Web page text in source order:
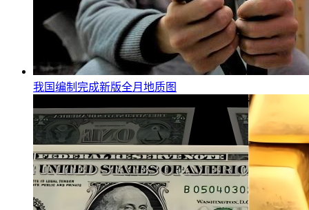
我国编制完成新版全月地质图